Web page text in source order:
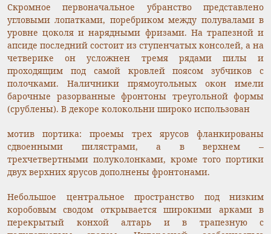
Скромное первоначальное убранство представлено
угловыми лопатками, поребриком между полувалами в
уровне цоколя и нарядными фризами. На трапезной и
апсиде последний состоит из ступенчатых консолей, а на
четверике он усложнен тремя рядами пилы и
проходящим под самой кровлей поясом зубчиков с
полочками. Наличники прямоугольных окон имели
барочные разорванные фронтоны треугольной формы
(срублены). В декоре колокольни широко использован
мотив портика: проемы трех ярусов фланкированы
сдвоенными пилястрами, а в верхнем –
трехчетвертными полуколонками, кроме того портики
двух верхних ярусов дополнены фронтонами.
Небольшое центральное пространство под низким
коробовым сводом открывается широкими арками в
перекрытый конхой алтарь и в трапезную с